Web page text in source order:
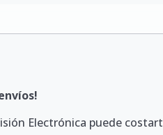
Electrónica puede